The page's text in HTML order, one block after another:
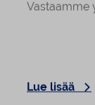
Vastaamme
Lue lisää